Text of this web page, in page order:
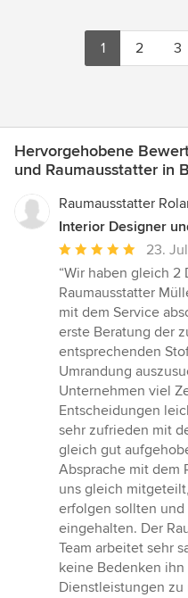
1 2 3
Hervorgehobene
und Raumausstatter in
Raumausstatter
Interior Designer
Durchschnittliche
Bewertung:
5
von
5
Sternen
23.
“Wir haben gleich
Raumausstatter
mit dem Service
erste Beratung der
entsprechenden
Umrandung
Unternehmen viel
Entscheidungen
sehr zufrieden mit
gleich gut
Absprache mit dem
uns gleich
erfolgen sollten
eingehalten. Der
Team arbeitet sehr
keine Bedenken
Dienstleistungen zu